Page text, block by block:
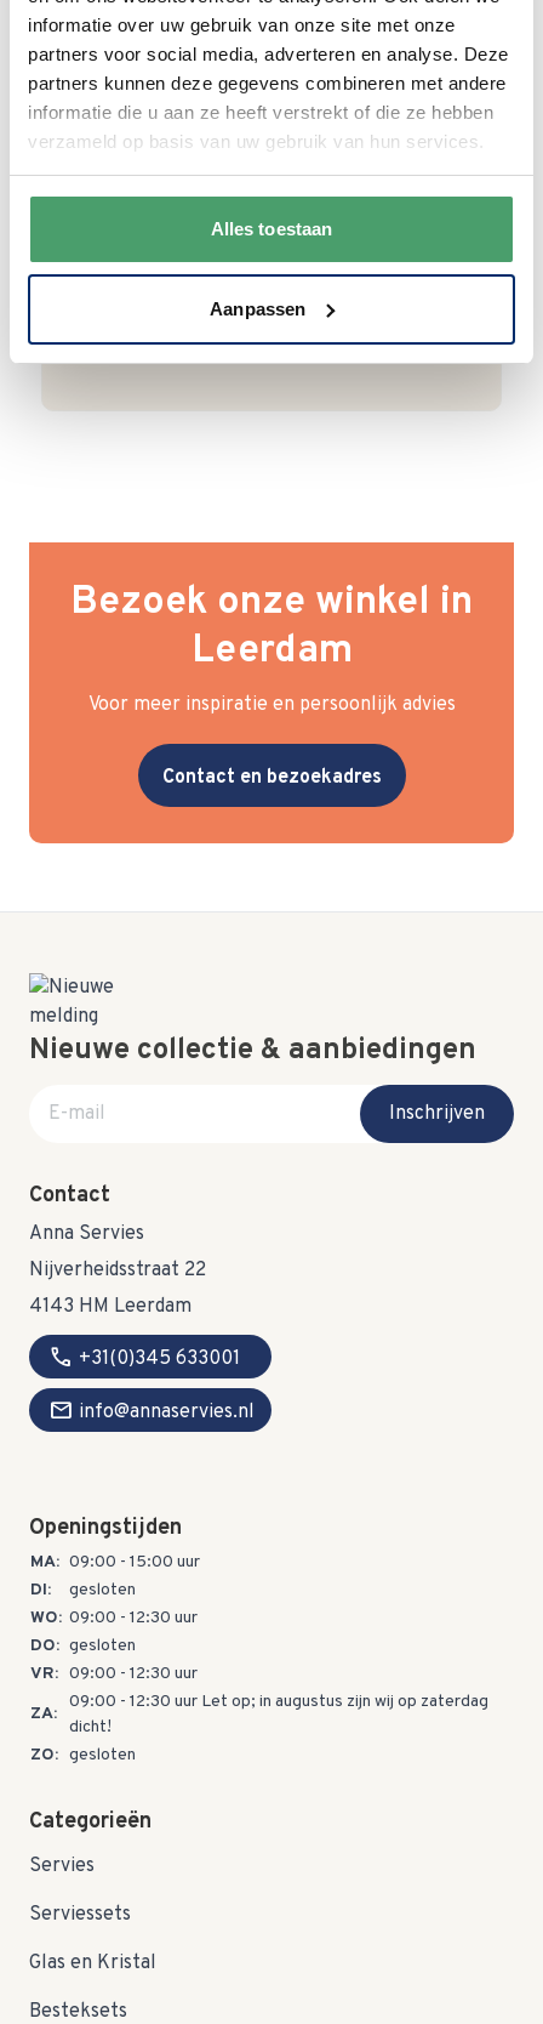
informatie over uw gebruik van onze site met onze
partners voor social media, adverteren en analyse. Deze
partners kunnen deze gegevens combineren met andere
informatie die u aan ze heeft verstrekt of die ze hebben
verzameld op basis van uw gebruik van hun services.
Alles toestaan
Aanpassen
Goede waardering
We krijgen een goede waardering van Onze
klanten. 9+ gemiddeld.
Bezoek onze winkel in
Leerdam
Voor meer inspiratie en persoonlijk advies
Contact en bezoekadres
Nieuwe collectie & aanbiedingen
E-mail adres
Inschrijven
Contact
Anna Servies
Nijverheidsstraat 22
4143 HM Leerdam
call +31(0)345 633001
mail info@annaservies.nl
Openingstijden
MA: 09:00 - 15:00 uur
DI:
gesloten
WO: 09:00 - 12:30 uur
DO: gesloten
VR: 09:00 - 12:30 uur
ZA:
09:00 - 12:30 uur Let op; in augustus zijn wij op zaterdag
dicht!
ZO: gesloten
Categorieën
Servies
Serviessets
Glas en Kristal
Besteksets